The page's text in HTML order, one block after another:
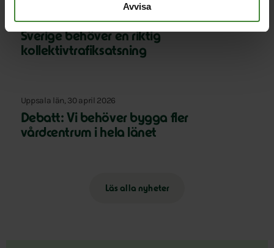
Avvisa
Debatt: Tillfälliga rabatter räcker inte –
Sverige behöver en riktig
kollektivtrafiksatsning
Uppsala län, 30 april 2026
Debatt: Vi behöver bygga fler
vårdcentrum i hela länet
Läs alla nyheter